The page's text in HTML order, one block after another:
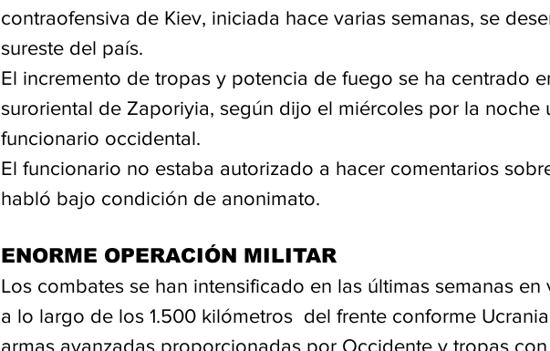
contraofensiva de Kiev, iniciada hace varias semanas, se
sureste del país.
El incremento de tropas y potencia de fuego se ha centrado
suroriental de Zaporiyia, según dijo el miércoles por la noche
funcionario occidental.
El funcionario no estaba autorizado a hacer comentarios
habló bajo condición de anonimato.
ENORME OPERACIÓN MILITAR
Los combates se han intensificado en las últimas semanas en
a lo largo de los 1.500 kilómetros  del frente conforme
armas avanzadas proporcionadas por Occidente y tropas